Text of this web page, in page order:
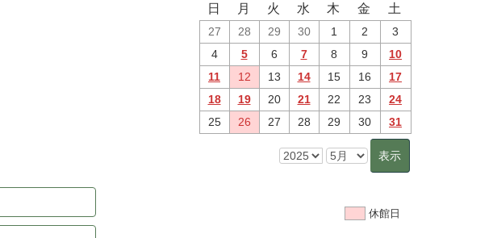
日 月 火 水 木 金 土
27 28 29 30 1 2
3
4
5 6 7 8 9
10
11
12 13 14 15 16
17
18
19 20 21 22 23
24
25
26 27 28 29 30 31
休館日